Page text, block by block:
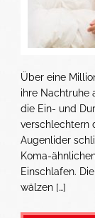
Über eine
ihre Nachtruhe
die Ein- und
verschlechtern
Augenlider
Koma-
Einschlafen.
wälzen […]